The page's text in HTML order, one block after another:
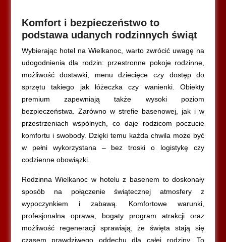
Komfort i bezpieczeństwo to
podstawa udanych rodzinnych świąt
Wybierając hotel na Wielkanoc, warto zwrócić uwagę na
udogodnienia dla rodzin: przestronne pokoje rodzinne,
możliwość dostawki, menu dziecięce czy dostęp do
sprzętu takiego jak łóżeczka czy wanienki. Obiekty
premium zapewniają także wysoki poziom
bezpieczeństwa. Zarówno w strefie basenowej, jak i w
przestrzeniach wspólnych, co daje rodzicom poczucie
komfortu i swobody. Dzięki temu każda chwila może być
w pełni wykorzystana – bez troski o logistykę czy
codzienne obowiązki.
Rodzinna Wielkanoc w hotelu z basenem to doskonały
sposób na połączenie świątecznej atmosfery z
wypoczynkiem i zabawą. Komfortowe warunki,
profesjonalna oprawa, bogaty program atrakcji oraz
możliwość regeneracji sprawiają, że święta stają się
czasem prawdziwego oddechu dla całej rodziny. To